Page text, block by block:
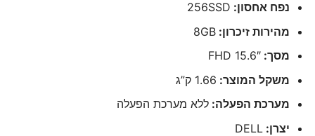
נפח אחסון: 256SSD
מהירות זיכרון: 8GB
מסך: 15.6″ FHD
משקל המוצר: 1.66 ק”ג
מערכת הפעלה: ללא מערכת הפעלה
יצרן: DELL